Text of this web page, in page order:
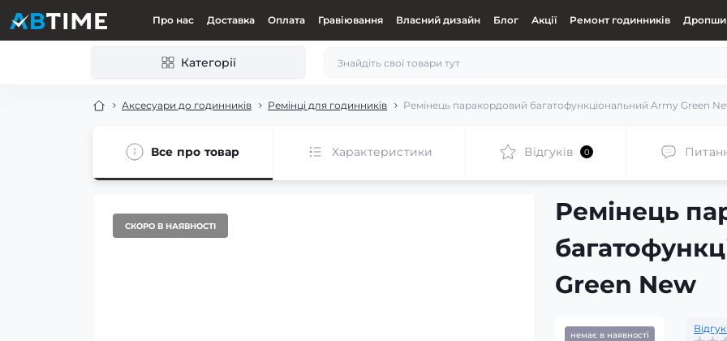
Про нас Доставка Оплата Гравіювання Власний дизайн Блог Акції Ремонт годинників
Категорії
Аксесуари до годинників Ремінці для годинників Ремінець паракордовий багатофункціональний Army Green
Все про товар Характеристики Відгуків 0
СКОРО В НАЯВНОСТІ
Ремінець
Green New
немає в наявності